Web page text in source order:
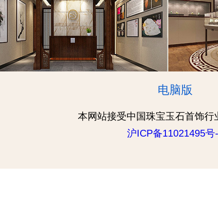
电脑版
本网站接受中国珠宝玉石首饰行
沪ICP备11021495号